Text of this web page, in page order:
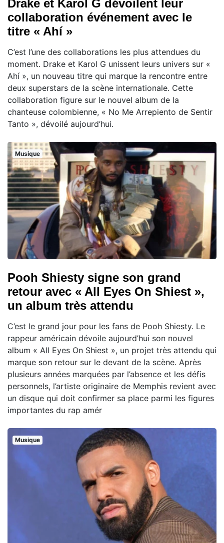
Drake et Karol G dévoilent leur
collaboration événement avec le
titre « Ahí »
C’est l’une des collaborations les plus attendues du
moment. Drake et Karol G unissent leurs univers sur «
Ahí », un nouveau titre qui marque la rencontre entre
deux superstars de la scène internationale. Cette
collaboration figure sur le nouvel album de la
chanteuse colombienne, « No Me Arrepiento de Sentir
Tanto », dévoilé aujourd’hui.
Musique
Pooh Shiesty signe son grand
retour avec « All Eyes On Shiest »,
un album très attendu
C’est le grand jour pour les fans de Pooh Shiesty. Le
rappeur américain dévoile aujourd’hui son nouvel
album « All Eyes On Shiest », un projet très attendu qui
marque son retour sur le devant de la scène. Après
plusieurs années marquées par l’absence et les défis
personnels, l’artiste originaire de Memphis revient avec
un disque qui doit confirmer sa place parmi les figures
importantes du rap amér
Musique